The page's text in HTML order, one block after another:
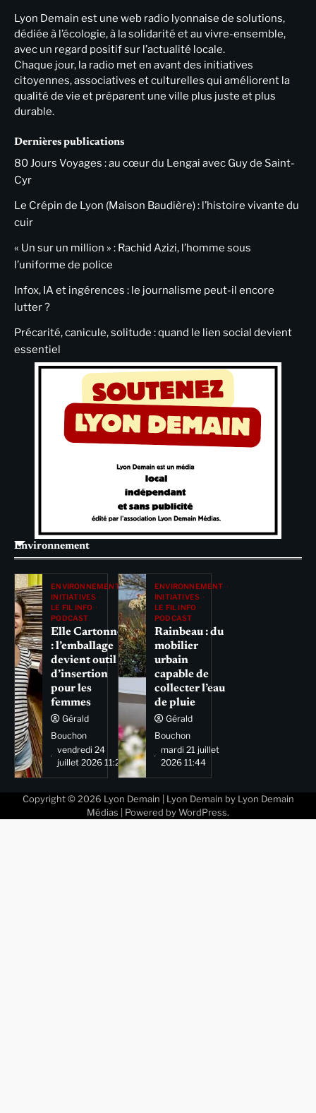
Lyon Demain est une web radio lyonnaise de solutions,
dédiée à l’écologie, à la solidarité et au vivre-ensemble,
avec un regard positif sur l’actualité locale.
Chaque jour, la radio met en avant des initiatives
citoyennes, associatives et culturelles qui améliorent la
qualité de vie et préparent une ville plus juste et plus
durable.
Dernières publications
80 Jours Voyages : au cœur du Lengai avec Guy de Saint-
Cyr
Le Crépin de Lyon (Maison Baudière) : l’histoire vivante du
cuir
« Un sur un million » : Rachid Azizi, l’homme sous
l’uniforme de police
Infox, IA et ingérences : le journalisme peut-il encore
lutter ?
Précarité, canicule, solitude : quand le lien social devient
essentiel
Environnement
ENVIRONNEMENT
INITIATIVES
LE FIL INFO
PODCAST
Elle Cartonne
: l’emballage
devient outil
d’insertion
pour les
femmes
Gérald
Bouchon
vendredi 24
juillet 2026 11:29
ENVIRONNEMENT
INITIATIVES
LE FIL INFO
PODCAST
Rainbeau : du
mobilier
urbain
capable de
collecter l’eau
de pluie
Gérald
Bouchon
mardi 21 juillet
2026 11:44
Copyright © 2026 Lyon Demain | Lyon Demain by Lyon Demain
Médias | Powered by WordPress.